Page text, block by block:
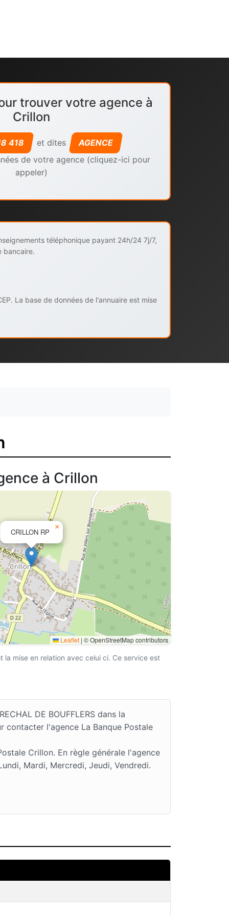
trouver votre agence à
Crillon
418 et dites
AGENCE
de votre agence (cliquez-ici pour
appeler)
téléphonique payant 24h/24 7j/7,
bancaire.
La base de données de l'annuaire est mise
à Crillon
CRILLON RP
×
Leaflet | © OpenStreetMap contributors
mise en relation avec celui ci. Ce service est
DE BOUFFLERS dans la
contacter l'agence La Banque Postale
Crillon. En règle générale l'agence
Mardi, Mercredi, Jeudi, Vendredi.